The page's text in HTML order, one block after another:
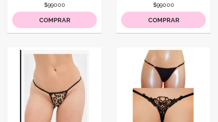
$99000
COMPRAR
$99000
COMPRAR